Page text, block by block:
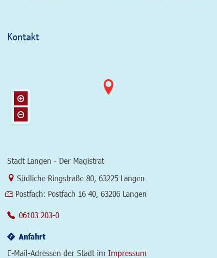
Kontakt
Stadt Langen - Der Magistrat
Link zur Google-Maps Navigation
Südliche Ringstraße 80 63225 Langen
Postfach: Postfach 16 40, 63206 Langen
06103 203-0
Anfahrt
E-Mail-Adressen der Stadt im Impressum